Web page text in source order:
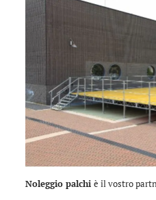
Noleggio palchi è il vostro